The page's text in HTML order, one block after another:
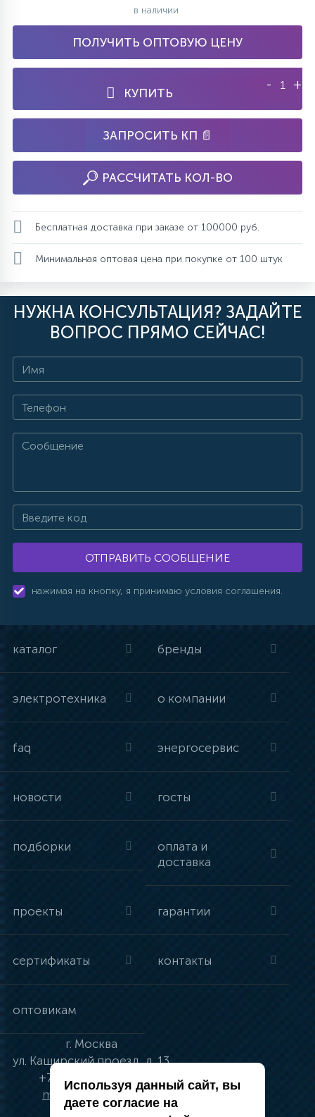
в наличии
ПОЛУЧИТЬ ОПТОВУЮ ЦЕНУ
КУПИТЬ
- +
ЗАПРОСИТЬ КП 📄
РАССЧИТАТЬ КОЛ-ВО
Бесплатная доставка при заказе от 100000 руб.
Минимальная оптовая цена при покупке от 100 штук
НУЖНА КОНСУЛЬТАЦИЯ? ЗАДАЙТЕ
ВОПРОС ПРЯМО СЕЙЧАС!
ОТПРАВИТЬ СООБЩЕНИЕ
нажимая на кнопку, я принимаю условия соглашения.
каталог бренды
электротехника о компании
faq энергосервис
новости госты
подборки
оплата и
доставка
проекты гарантии
сертификаты контакты
оптовикам
г. Москва
ул. Каширский проезд, д. 13
+7 (495) 134-41-83
moskva@vincci.ru
Используя данный сайт, вы
даете согласие на